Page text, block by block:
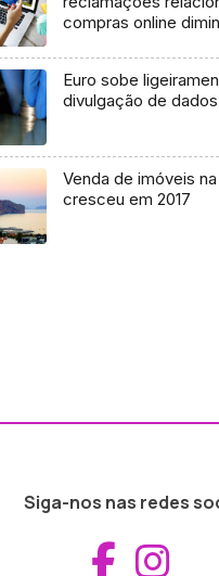
compras online
Euro sobe
divulgação de
Venda de imóveis
cresceu em 2017
Siga-nos nas redes